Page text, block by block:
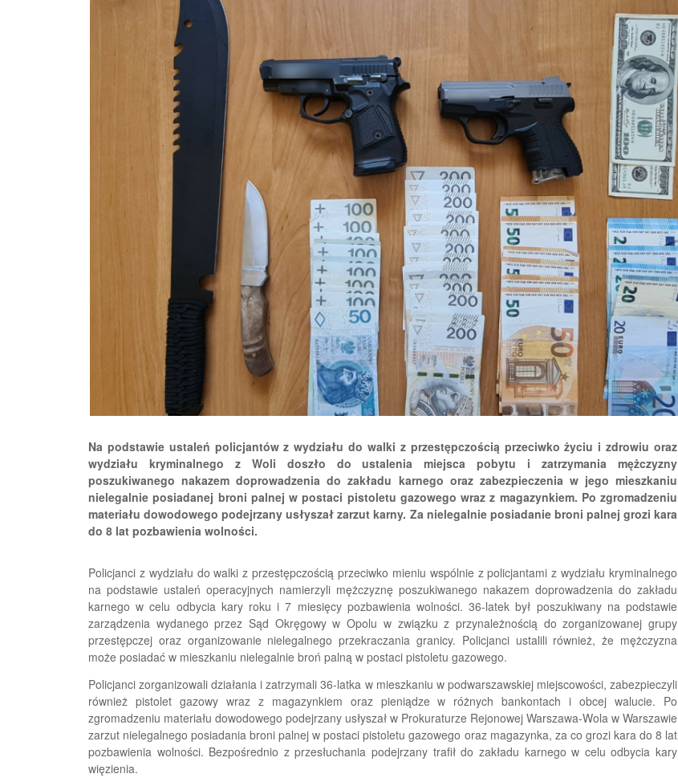
Na podstawie ustaleń policjantów z wydziału do walki z przestępczością przeciwko życiu i zdrowiu oraz
wydziału kryminalnego z Woli doszło do ustalenia miejsca pobytu i zatrzymania mężczyzny
poszukiwanego nakazem doprowadzenia do zakładu karnego oraz zabezpieczenia w jego mieszkaniu
nielegalnie posiadanej broni palnej w postaci pistoletu gazowego wraz z magazynkiem. Po zgromadzeniu
materiału dowodowego podejrzany usłyszał zarzut karny. Za nielegalnie posiadanie broni palnej grozi kara
do 8 lat pozbawienia wolności.
Policjanci z wydziału do walki z przestępczością przeciwko mieniu wspólnie z policjantami z wydziału kryminalnego
na podstawie ustaleń operacyjnych namierzyli mężczyznę poszukiwanego nakazem doprowadzenia do zakładu
karnego w celu odbycia kary roku i 7 miesięcy pozbawienia wolności. 36-latek był poszukiwany na podstawie
zarządzenia wydanego przez Sąd Okręgowy w Opolu w związku z przynależnością do zorganizowanej grupy
przestępczej oraz organizowanie nielegalnego przekraczania granicy. Policjanci ustalili również, że mężczyzna
może posiadać w mieszkaniu nielegalnie broń palną w postaci pistoletu gazowego.
Policjanci zorganizowali działania i zatrzymali 36-latka w mieszkaniu w podwarszawskiej miejscowości, zabezpieczyli
również pistolet gazowy wraz z magazynkiem oraz pieniądze w różnych bankontach i obcej walucie. Po
zgromadzeniu materiału dowodowego podejrzany usłyszał w Prokuraturze Rejonowej Warszawa-Wola w Warszawie
zarzut nielegalnego posiadania broni palnej w postaci pistoletu gazowego oraz magazynka, za co grozi kara do 8 lat
pozbawienia wolności. Bezpośrednio z przesłuchania podejrzany trafił do zakładu karnego w celu odbycia kary
więzienia.